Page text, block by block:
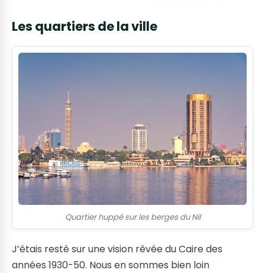
Les quartiers de la ville
Quartier huppé sur les berges du Nil
J’étais resté sur une vision rêvée du Caire des
années 1930-50. Nous en sommes bien loin